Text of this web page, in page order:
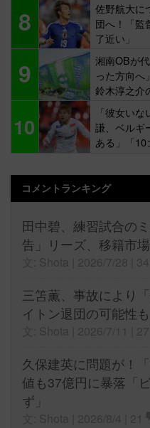
8
佐野航大に
団へ！「監
了近い」
9
湘南OBが
った方向へ
鈴木淳之介
10
「彼女い
謙、ベルギ
ある」「10
コメントランキング
田中碧、練習試合の
告」リーズ、移籍市
三笘薫、事故により
イトン退団の可能性
久保建英に問題が！
値も37億円に暴落「
ず」